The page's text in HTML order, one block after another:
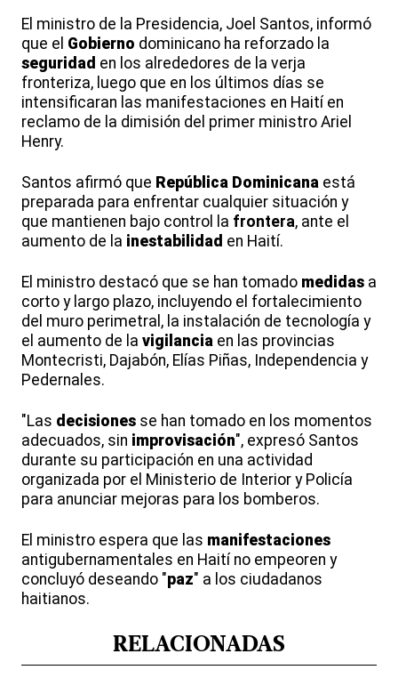
El ministro de la Presidencia, Joel Santos, informó
que el Gobierno dominicano ha reforzado la
seguridad en los alrededores de la verja
fronteriza, luego que en los últimos días se
intensificaran las manifestaciones en Haití en
reclamo de la dimisión del primer ministro Ariel
Henry.
Santos afirmó que República Dominicana está
preparada para enfrentar cualquier situación y
que mantienen bajo control la frontera, ante el
aumento de la inestabilidad en Haití.
El ministro destacó que se han tomado medidas a
corto y largo plazo, incluyendo el fortalecimiento
del muro perimetral, la instalación de tecnología y
el aumento de la vigilancia en las provincias
Montecristi, Dajabón, Elías Piñas, Independencia y
Pedernales.
"Las decisiones se han tomado en los momentos
adecuados, sin improvisación", expresó Santos
durante su participación en una actividad
organizada por el Ministerio de Interior y Policía
para anunciar mejoras para los bomberos.
El ministro espera que las manifestaciones
antigubernamentales en Haití no empeoren y
concluyó deseando "paz" a los ciudadanos
haitianos.
RELACIONADAS